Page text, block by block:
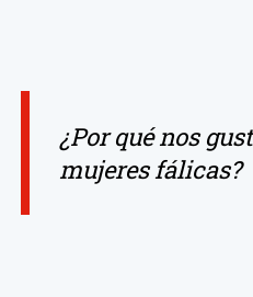
¿Por qué nos
mujeres fálicas?